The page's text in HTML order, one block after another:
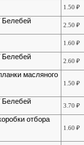
1.50₽
Белебей
2.50₽
1.60₽
Белебей
2.60₽
масляного
1.50₽
Белебей
3.70₽
отбора
1.60₽